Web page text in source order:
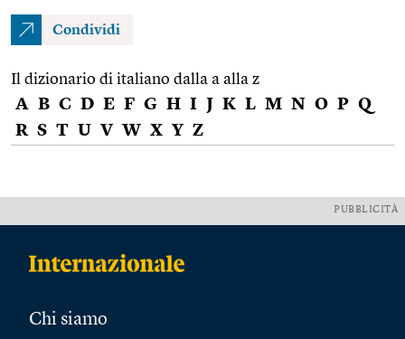
Condividi
Il dizionario di italiano dalla a alla z
A B C D E F G H I J K L M N O P Q
R S T U V W X Y Z
PUBBLICITÀ
Chi siamo